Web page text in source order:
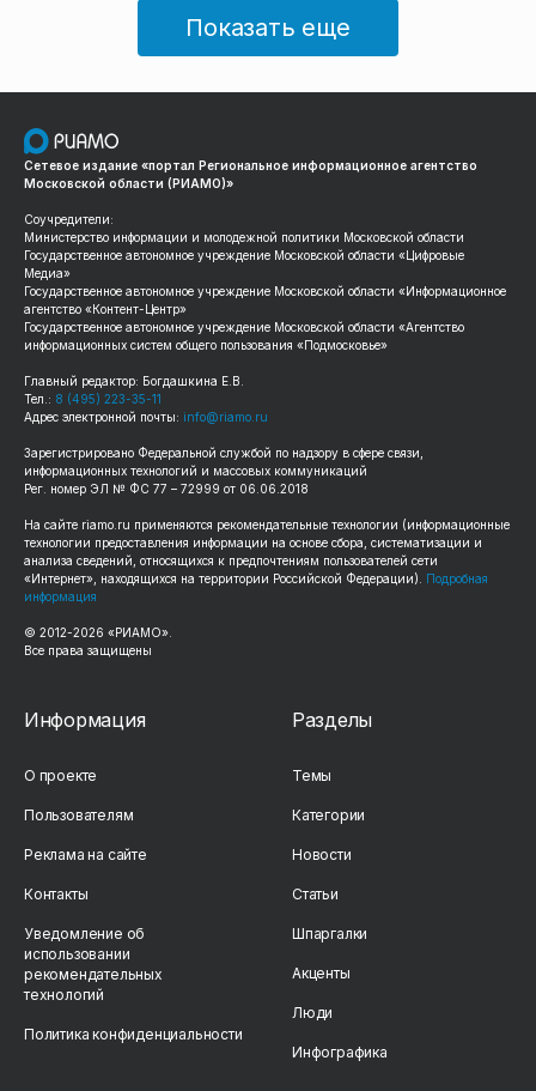
Показать еще
Сетевое издание «портал Региональное информационное агентство
Московской области (РИАМО)»
Соучредители:
Министерство информации и молодежной политики Московской области
Государственное автономное учреждение Московской области «Цифровые
Медиа»
Государственное автономное учреждение Московской области «Информационное
агентство «Контент-Центр»
Государственное автономное учреждение Московской области «Агентство
информационных систем общего пользования «Подмосковье»
Главный редактор: Богдашкина Е.В.
Тел.: 8 (495) 223-35-11
Адрес электронной почты: info@riamo.ru
Зарегистрировано Федеральной службой по надзору в сфере связи,
информационных технологий и массовых коммуникаций
Рег. номер ЭЛ № ФС 77 – 72999 от 06.06.2018
На сайте riamo.ru применяются рекомендательные технологии (информационные
технологии предоставления информации на основе сбора, систематизации и
анализа сведений, относящихся к предпочтениям пользователей сети
«Интернет», находящихся на территории Российской Федерации).
Подробная
информация
© 2012-2026 «РИАМО».
Все права защищены
Информация
О проекте
Пользователям
Реклама на сайте
Контакты
Уведомление об
использовании
рекомендательных
технологий
Политика конфиденциальности
Разделы
Темы
Категории
Новости
Статьи
Шпаргалки
Акценты
Люди
Инфографика